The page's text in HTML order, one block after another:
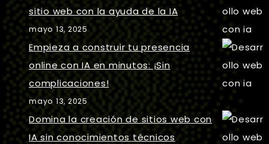
sitio web con la ayuda de la IA
mayo 13, 2025
Empieza a construir tu presencia
online con IA en minutos: ¡Sin
complicaciones!
mayo 13, 2025
Domina la creación de sitios web con
IA sin conocimientos técnicos